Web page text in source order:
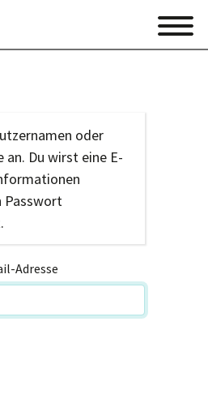
oder
an. Du wirst eine E-
Passwort
Adresse